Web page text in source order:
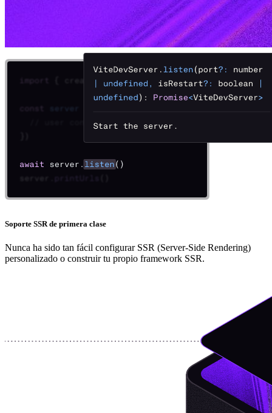
Soporte SSR de primera clase
Nunca ha sido tan fácil configurar SSR (Server-Side Rendering)
personalizado o construir tu propio framework SSR.